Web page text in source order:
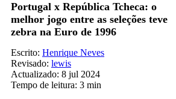
Portugal x República Tcheca: o
melhor jogo entre as seleções teve
zebra na Euro de 1996
Escrito: Henrique Neves
Revisado: lewis
Actualizado: 8 jul 2024
Tempo de leitura: 3 min